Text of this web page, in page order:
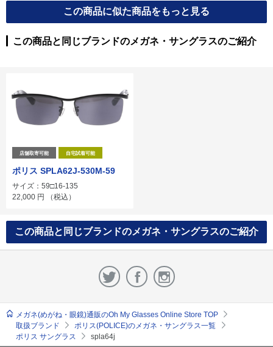
この商品に似た商品をもっと見る
この商品と同じブランドのメガネ・サングラスのご紹介
店舗取寄可能 自宅試着可能
ポリス SPLA62J-530M-59
サイズ：59□16-135
22,000 円 （税込）
この商品と同じブランドのメガネ・サングラスのご紹介
メガネ(めがね・眼鏡)通販のOh My Glasses Online Store TOP
取扱ブランド
ポリス(POLICE)のメガネ・サングラス一覧
ポリス サングラス
spla64j